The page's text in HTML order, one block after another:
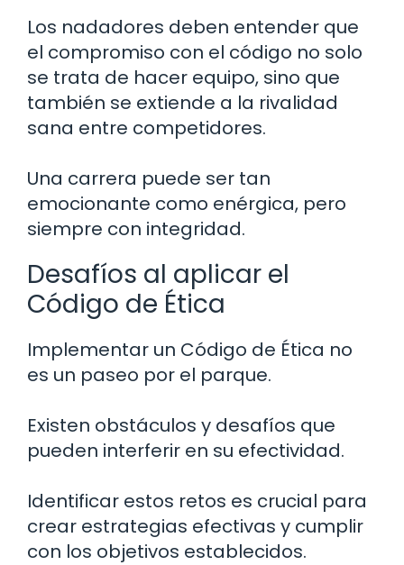
Los nadadores deben entender que
el compromiso con el código no solo
se trata de hacer equipo, sino que
también se extiende a la rivalidad
sana entre competidores.
Una carrera puede ser tan
emocionante como enérgica, pero
siempre con integridad.
Desafíos al aplicar el
Código de Ética
Implementar un Código de Ética no
es un paseo por el parque.
Existen obstáculos y desafíos que
pueden interferir en su efectividad.
Identificar estos retos es crucial para
crear estrategias efectivas y cumplir
con los objetivos establecidos.